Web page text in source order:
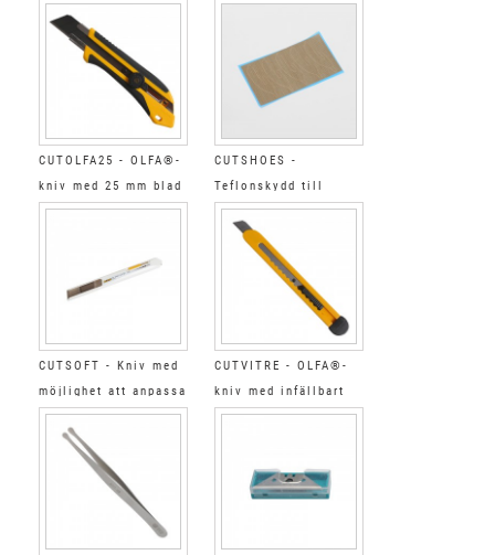
CUTOLFA25 - OLFA®-
kniv med 25 mm blad
CUTSHOES -
Teflonskydd till
CUTVINYLXL
CUTSOFT - Kniv med
möjlighet att anpassa
trycket på bladet
CUTVITRE - OLFA®-
kniv med infällbart
blad